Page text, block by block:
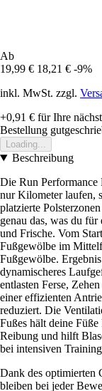
Ab
19,99 € 18,21 € -9%
inkl. MwSt. zzgl.
+0,91 € für Ihre
Bestellung
Loading...
Beschreibung
Die Run
nur Kilometer laufen,
platzierte
genau das, was du
und Frische. Vom
Fußgewölbe im
Fußgewölbe.
dynamischeres
entlasten Ferse,
einer effizienten
reduziert. Die
Fußes hält deine
Reibung und hilft
bei intensiven
Dank des optimierten
bleiben bei jeder